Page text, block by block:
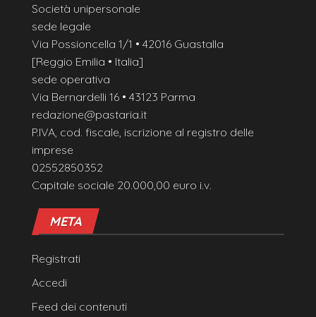
Società unipersonale
sede legale
Via Possioncella 1/1 • 42016 Guastalla
[Reggio Emilia • Italia]
sede operativa
Via Bernardelli 16 • 43123 Parma
redazione@pastaria.it
P.IVA, cod. fiscale, iscrizione al registro delle
imprese
02552850352
Capitale sociale 20.000,00 euro i.v.
META
Registrati
Accedi
Feed dei contenuti